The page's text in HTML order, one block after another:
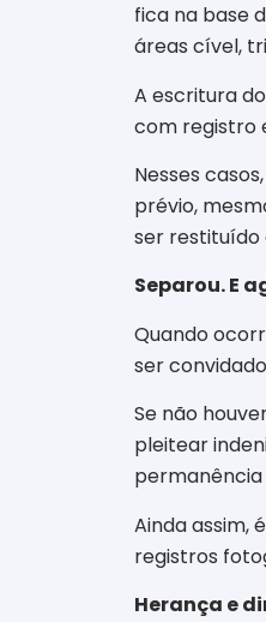
fica na base
áreas cível,
A escritura
com registro
Nesses
prévio,
ser restituído
Separou. E
Quando
ser
Se não
pleitear
permanência
Ainda assim,
registros
Herança e